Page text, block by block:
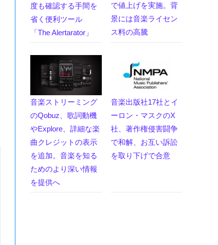
度も確認する手間を
省く便利ツール
「The Alertarator」
で値上げを実施。背
景には音楽ライセン
ス料の高騰
音楽ストリーミング
のQobuz、歌詞動機
やExplore、詳細な楽
曲クレジットの表示
を追加。音楽を知る
ためのより深い情報
を提供へ
音楽出版社17社とイ
ーロン・マスクのX
社、著作権侵害闘争
で和解、お互い訴訟
を取り下げで合意